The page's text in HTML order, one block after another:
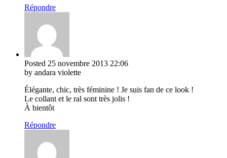
Répondre
Posted 25 novembre 2013 22:06
by andara violette
Élégante, chic, très féminine ! Je suis fan de ce look !
Le collant et le ral sont très jolis !
À bientôt
Répondre